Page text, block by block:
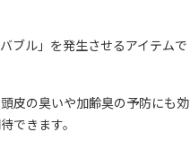
ブル」を発生させるアイテムで
皮の臭いや加齢臭の予防にも効
できます。